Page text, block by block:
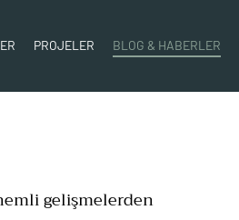
PROJELER BLOG & HABERLER
gelişmelerden